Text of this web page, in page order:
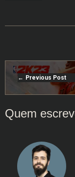
Previous Post